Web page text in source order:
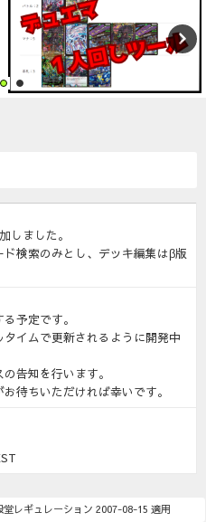
しました。
検索のみとし、デッキ編集はβ版
予定です。
イムで更新されるように開発中
告知を行います。
待ちいただければ幸いです。
堂レギュレーション 2007-08-15 適用